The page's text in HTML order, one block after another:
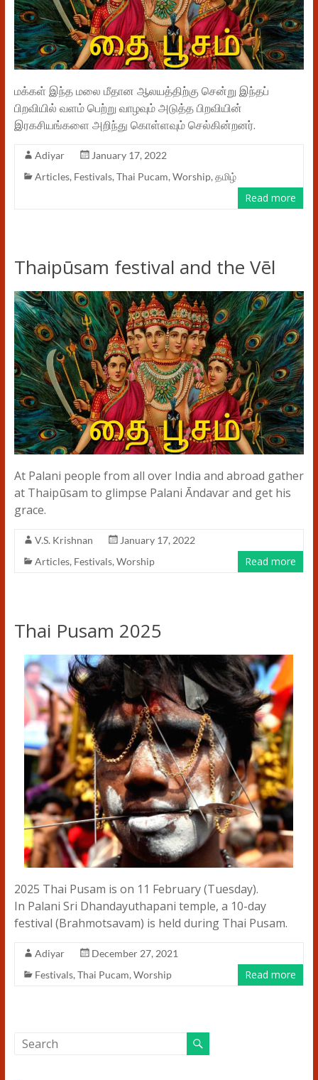
மக்கள் இந்த மலை மீதான ஆலயத்திற்கு சென்று இந்தப்
பிறவியில் வளம் பெற்று வாழவும் அடுத்த பிறவியின்
இரகசியங்களை அறிந்து கொள்ளவும் செல்கின்றனர்.
Adiyar
January 17, 2022
Articles, Festivals, Thai Pucam, Worship, தமிழ்
Read more
Thaipūsam festival and the Vēl
At Palani people from all over India and abroad gather
at Thaipūsam to glimpse Palani Āndavar and get his
grace.
V.S. Krishnan
January 17, 2022
Articles, Festivals, Worship Read more
Thai Pusam 2025
2025 Thai Pusam is on 11 February (Tuesday).
In Palani Sri Dhandayuthapani temple, a 10-day
festival (Brahmotsavam) is held during Thai Pusam.
Adiyar
December 27, 2021
Festivals, Thai Pucam, Worship Read more